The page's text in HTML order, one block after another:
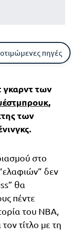
πηγές
γκαρντ των
,
των
στο
δεν
θα
πέντε
του NBA,
τίτλο με τη